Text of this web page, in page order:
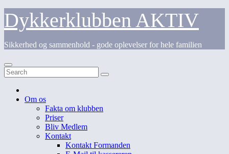
Skip
content
Dykkerklubben AKTIV
Sikkerhed og sammenhold - gode oplevelser for hele familien
Om os
Fakta om klubben
Priser
Bliv Medlem
Kontakt
Kontakt Formanden